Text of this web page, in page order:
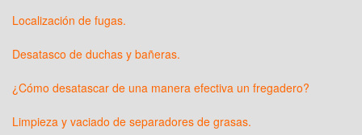
Localización de fugas.
Desatasco de duchas y bañeras.
¿Cómo desatascar de una manera efectiva un fregadero?
Limpieza y vaciado de separadores de grasas.